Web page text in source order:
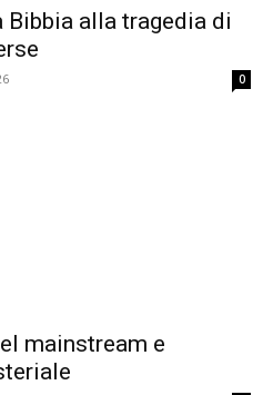
Bibbia alla tragedia di
0
mainstream e